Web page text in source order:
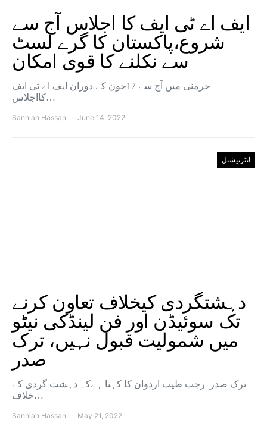
ایف اے ٹی ایف کا اجلاس آج سے
شروع،پاکستان کا گرے لسٹ
سے نکلنے کا قوی امکان
جرمنی میں آج سے 17جون کے دوران ایف اے ٹی ایف
کااجلاس…
Sanniah Hassan June 14, 2022
انٹرنیشنل
دہشتگردی کیخلاف تعاون کرنے
تک سوئیڈن اور فن لینڈکی نیٹو
میں شمولیت قبول نہیں، ترک
صدر
ترک صدر رجب طیب اردوان کا کہنا ہےکہ دہشت گردی کے
خلاف…
Sanniah Hassan May 21, 2022